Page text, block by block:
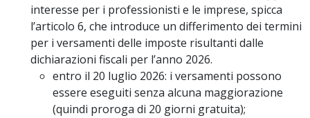
interesse per i professionisti e le imprese, spicca
l’articolo 6, che introduce un differimento dei termini
per i versamenti delle imposte risultanti dalle
dichiarazioni fiscali per l’anno 2026.
entro il 20 luglio 2026: i versamenti possono
essere eseguiti senza alcuna maggiorazione
(quindi proroga di 20 giorni gratuita);